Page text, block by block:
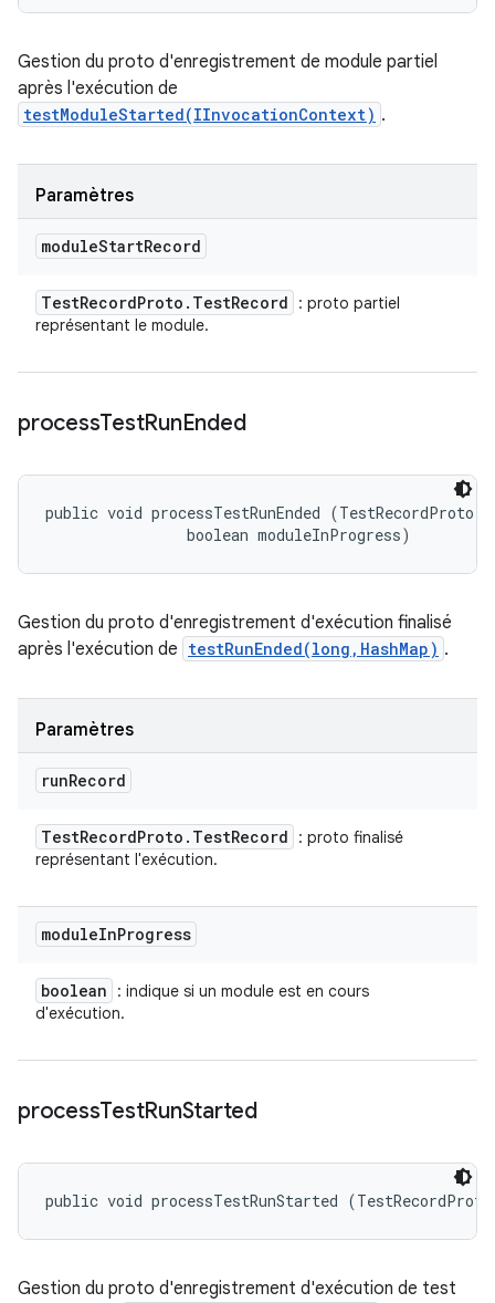
Gestion du proto d'enregistrement de module partiel
après l'exécution de
testModuleStarted(IInvocationContext) .
Paramètres
moduleStartRecord
TestRecordProto . TestRecord
: proto partiel
représentant le module.
processTestRunEnded
public void processTestRunEnded
                boolean moduleInProgress)
Gestion du proto d'enregistrement d'exécution finalisé
après l'exécution de testRunEnded(long,HashMap) .
Paramètres
runRecord
TestRecordProto . TestRecord
: proto finalisé
représentant l'exécution.
moduleInProgress
boolean
: indique si un module est en cours
d'exécution.
processTestRunStarted
public void processTestRunStarted
Gestion du proto d'enregistrement d'exécution de test